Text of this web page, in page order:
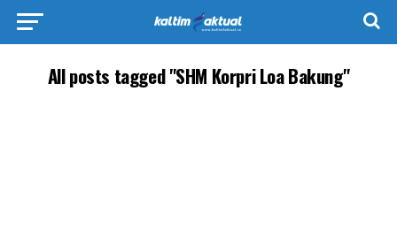
All posts tagged "SHM Korpri Loa Bakung"